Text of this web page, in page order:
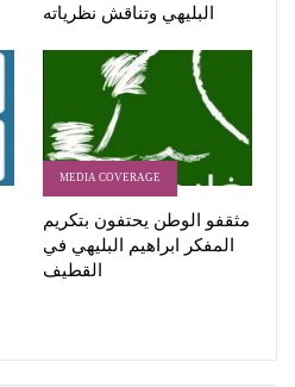
البليهي وتناقش نظرياته
MEDIA COVERAGE
مثقفو الوطن يحتفون بتكريم
المفكر ابراهيم البليهي في
القطيف